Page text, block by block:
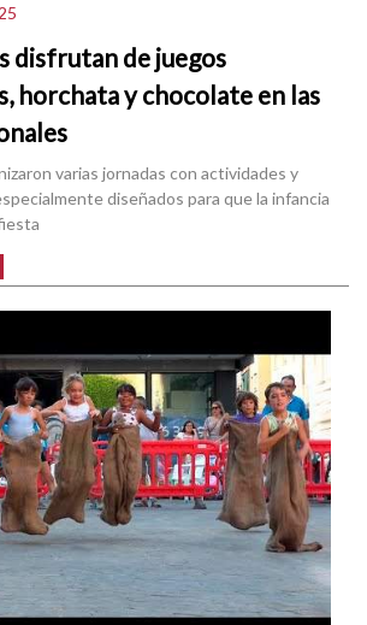
disfrutan de juegos
horchata y chocolate en las
varias jornadas con actividades y
diseñados para que la infancia